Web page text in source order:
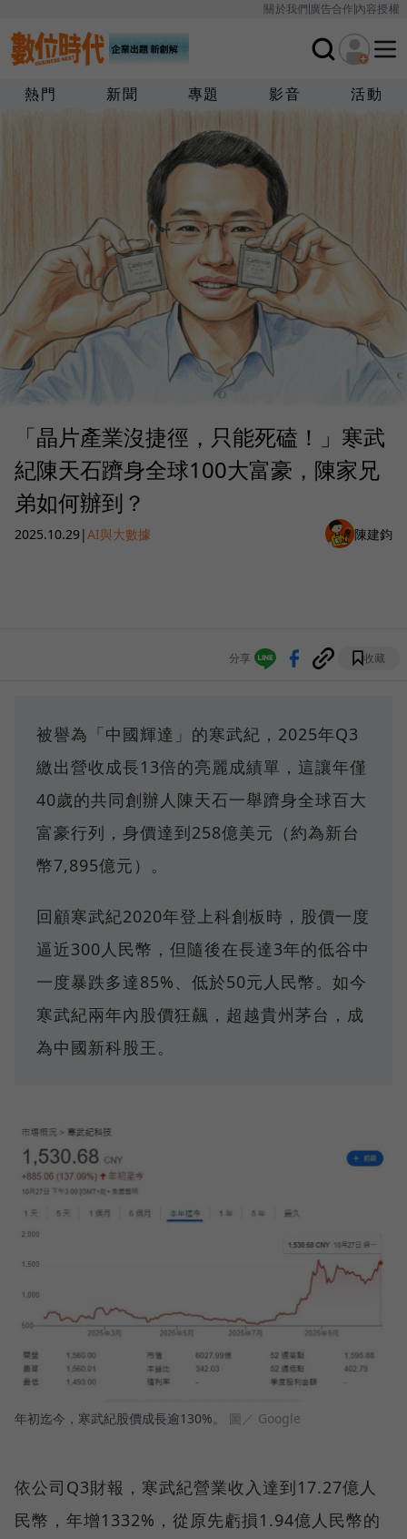
關於我們廣告合作內容授權
熱門 新聞 專題 影音 活動
「晶片產業沒捷徑，只能死磕！」寒武
紀陳天石躋身全球100大富豪，陳家兄
弟如何辦到？
2025.10.29|AI與大數據 陳建鈞
分享 收藏
被譽為「中國輝達」的寒武紀，2025年Q3
繳出營收成長13倍的亮麗成績單，這讓年僅
40歲的共同創辦人陳天石一舉躋身全球百大
富豪行列，身價達到258億美元（約為新台
幣7,895億元）。
回顧寒武紀2020年登上科創板時，股價一度
逼近300人民幣，但隨後在長達3年的低谷中
一度暴跌多達85%、低於50元人民幣。如今
寒武紀兩年內股價狂飆，超越貴州茅台，成
為中國新科股王。
年初迄今，寒武紀股價成長逾130%。 圖／ Google
依公司Q3財報，寒武紀營業收入達到17.27億人
民幣，年增1332%，從原先虧損1.94億人民幣的